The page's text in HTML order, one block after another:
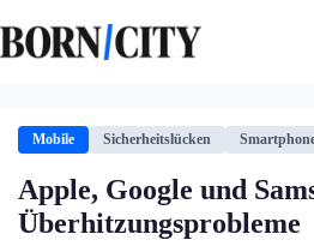
Inhalt
springen
Mobile Sicherheitslücken
Apple, Google und
Überhitzungsprobleme